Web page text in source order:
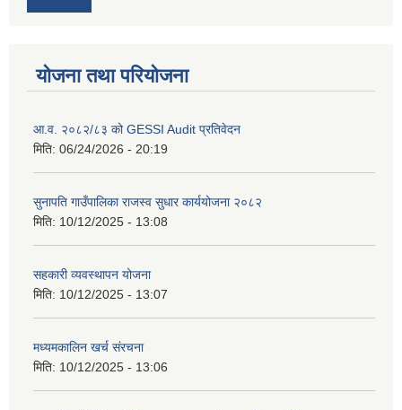
योजना तथा परियोजना
आ.व. २०८२/८३ को GESSI Audit प्रतिवेदन
मिति: 06/24/2026 - 20:19
सुनापति गाउँपालिका राजस्व सुधार कार्ययोजना २०८२
मिति: 10/12/2025 - 13:08
सहकारी व्यवस्थापन योजना
मिति: 10/12/2025 - 13:07
मध्यमकालिन खर्च संरचना
मिति: 10/12/2025 - 13:06